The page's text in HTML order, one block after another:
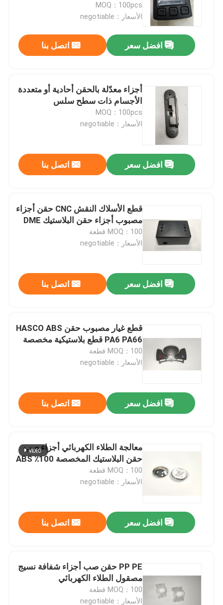
أشرطة فيديو
MOQ：100pcs
الأسعار：negotiable
افضل سعر اتصل بنا
أجزاء معدّلة بالحقن أحادية أو متعددة
الأجسام ذات سطح سلس
MOQ：100pcs
الأسعار：negotiable
افضل سعر اتصل بنا
قطع الأسلاك النقش CNC حقن أجزاء
مصبوب أجزاء حقن البلاستيك DME
MOQ：100 قطعة
الأسعار：negotiable
افضل سعر اتصل بنا
قطع غيار مصبوب حقن HASCO ABS
PA6 PA66 قطع بلاستيكية مخصصة
MOQ：100 قطعة
الأسعار：negotiable
افضل سعر اتصل بنا
معالجة الطلاء الكهربائي أجزاء صب
حقن البلاستيك المخصصة 100٪ ABS
MOQ：100 قطعة
الأسعار：negotiable
افضل سعر اتصل بنا
PP PE حقن صب أجزاء شفافة نسيج
مصقول الطلاء الكهربائي
MOQ：100 قطعة
الأسعار：negotiable